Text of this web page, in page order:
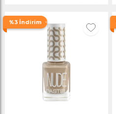
%3 İndirim